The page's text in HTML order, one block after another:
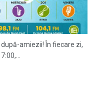
amiezii! În fiecare zi,